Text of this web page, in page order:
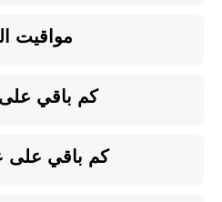
مواقيت
كم باقي
كم باقي على